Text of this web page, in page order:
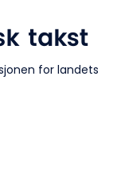
for landets